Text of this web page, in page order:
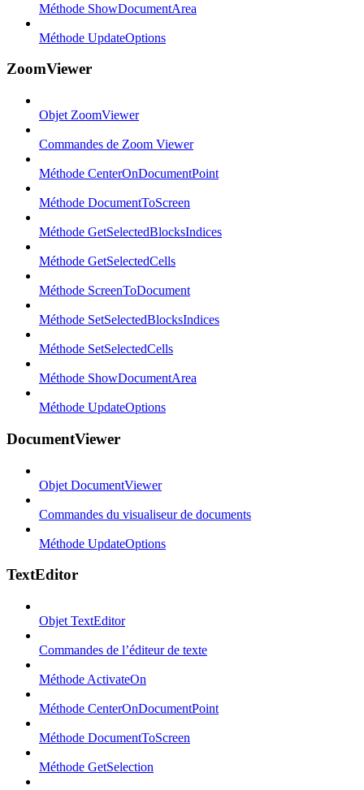
Méthode ShowDocumentArea
Méthode UpdateOptions
ZoomViewer
Objet ZoomViewer
Commandes de Zoom Viewer
Méthode CenterOnDocumentPoint
Méthode DocumentToScreen
Méthode GetSelectedBlocksIndices
Méthode GetSelectedCells
Méthode ScreenToDocument
Méthode SetSelectedBlocksIndices
Méthode SetSelectedCells
Méthode ShowDocumentArea
Méthode UpdateOptions
DocumentViewer
Objet DocumentViewer
Commandes du visualiseur de documents
Méthode UpdateOptions
TextEditor
Objet TextEditor
Commandes de l’éditeur de texte
Méthode ActivateOn
Méthode CenterOnDocumentPoint
Méthode DocumentToScreen
Méthode GetSelection